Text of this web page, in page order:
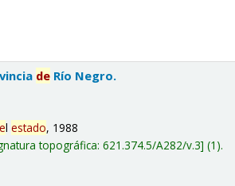
de Río Negro.
lestado, 1988
topográfica:621.374.5/A282/v.3 (1).